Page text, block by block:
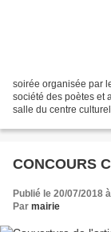
soirée organisée par
société des poètes et
salle du centre
CONCOURS
Publié le 20/07/2018
Par mairie